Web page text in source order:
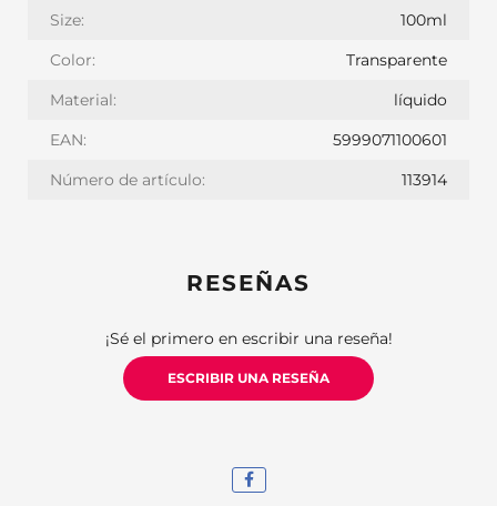
Size:
100ml
Color:
Transparente
Material:
líquido
EAN:
5999071100601
Número de artículo:
113914
RESEÑAS
¡Sé el primero en escribir una reseña!
ESCRIBIR UNA RESEÑA